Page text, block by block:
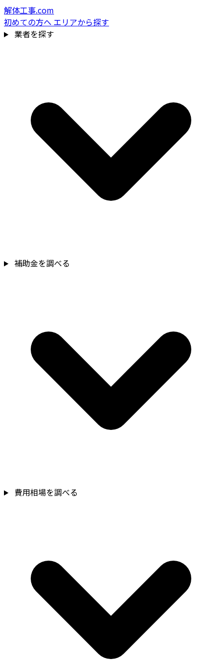
解体工事.com
初めての方へ エリアから探す
業者を探す
補助金を調べる
費用相場を調べる